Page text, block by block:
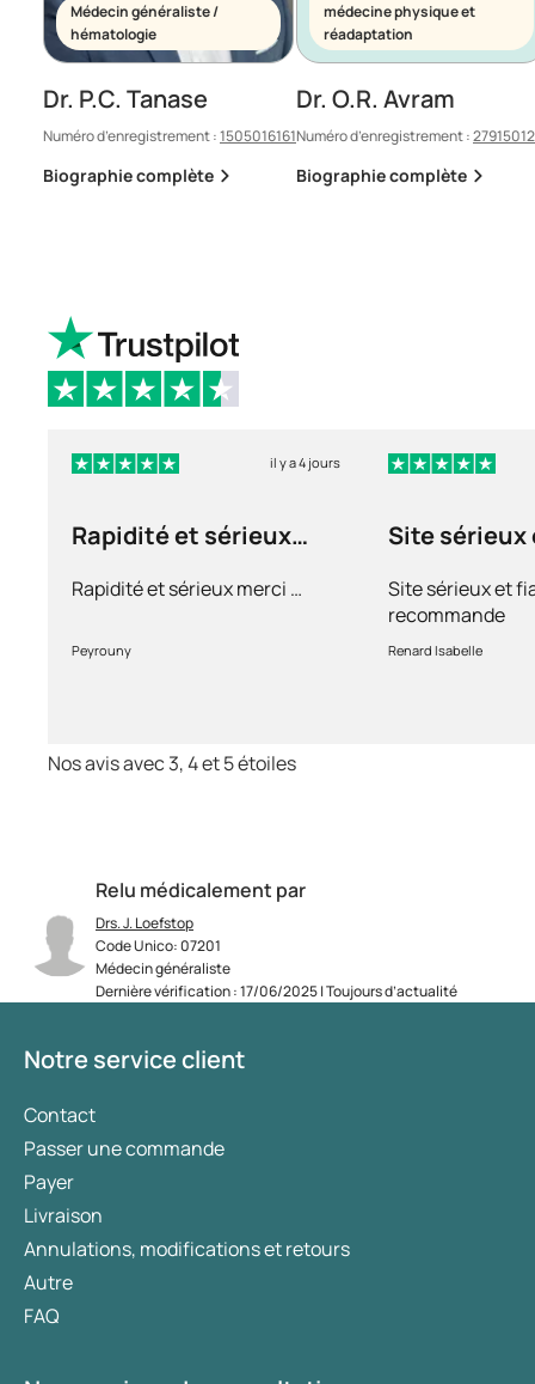
Relu médicalement par
Drs. J. Loefstop
Code Unico: 07201
Médecin généraliste
Dernière vérification : 17/06/2025 | Toujours d’actualité
Médecin généraliste /
hématologie
Dr. P.C. Tanase
Numéro d’enregistrement :1505016161
Biographie complète
médecine physique et
réadaptation
Dr. O.R. Avram
Numéro d’enregistrement :
Biographie complète
il y a 4 jours
Rapidité et sérieux
Rapidité et sérieux merci …
Peyrouny
Site sérieux
Site sérieux et
recommande
Renard Isabelle
Nos avis avec 3, 4 et 5 étoiles
Notre service client
Contact
Passer une commande
Payer
Livraison
Annulations, modifications et retours
Autre
FAQ